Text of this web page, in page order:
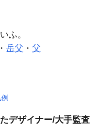
ふ。
・ 岳父 ・ 父
例
デザイナー/大手監査